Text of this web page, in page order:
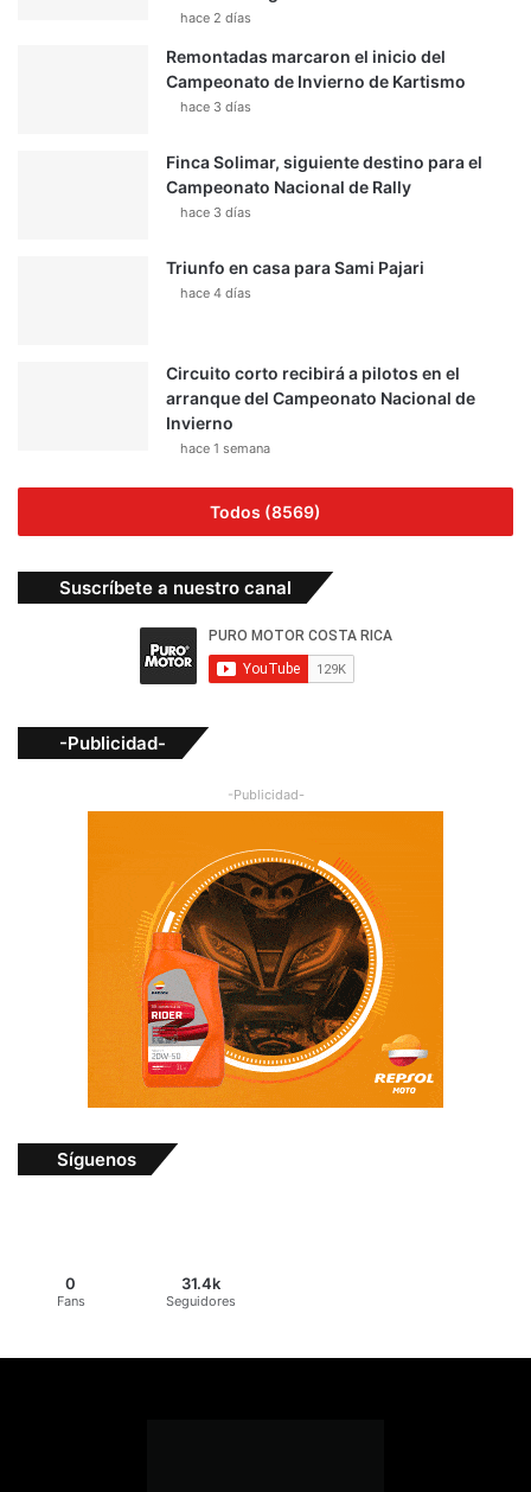
hace 2 días
Remontadas marcaron el inicio del
Campeonato de Invierno de Kartismo
hace 3 días
Finca Solimar, siguiente destino para el
Campeonato Nacional de Rally
hace 3 días
Triunfo en casa para Sami Pajari
hace 4 días
Circuito corto recibirá a pilotos en el
arranque del Campeonato Nacional de
Invierno
hace 1 semana
Todos (8569)
Suscríbete a nuestro canal
-Publicidad-
-Publicidad-
Síguenos
0
Fans
31.4k
Seguidores